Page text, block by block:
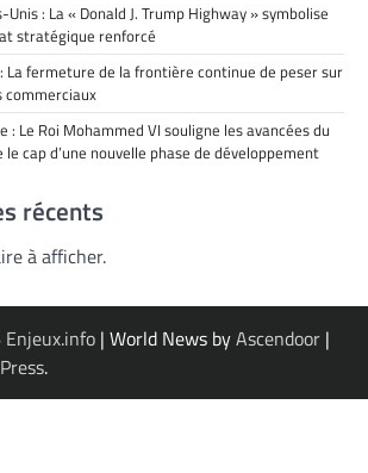
: La « Donald J. Trump Highway » symbolise
stratégique renforcé
La fermeture de la frontière continue de peser sur
commerciaux
: Le Roi Mohammed VI souligne les avancées du
cap d’une nouvelle phase de développement
récents
à afficher.
Enjeux.info | World News byAscendoor |
.